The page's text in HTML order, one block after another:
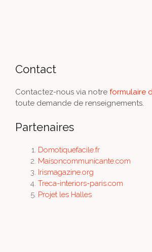
Contact
Contactez-nous via notre formulaire
toute demande de renseignements.
Partenaires
Domotiquefacile.fr
Maisoncommunicante.com
Irismagazine.org
Treca-interiors-paris.com
Projet les Halles